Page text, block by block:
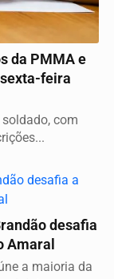
da PMMA e
feira
com
desafia
Amaral
a maioria da